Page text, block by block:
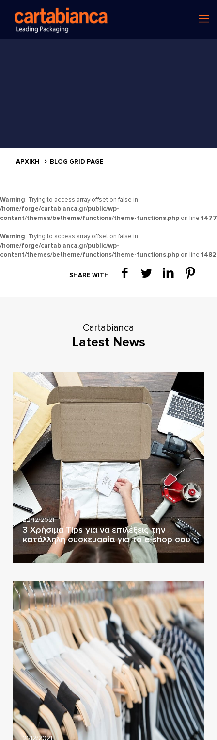
ΑΡΧΙΚΗ BLOG GRID PAGE
Warning: Trying to access array offset on false in
/home/forge/cartabianca.gr/public/wp-
content/themes/betheme/functions/theme-functions.php on line 1477
Warning: Trying to access array offset on false in
/home/forge/cartabianca.gr/public/wp-
content/themes/betheme/functions/theme-functions.php on line 1482
SHARE WITH
Cartabianca
Latest News
22/12/2021
3 Χρήσιμα Tips για να επιλέξεις την
κατάλληλη συσκευασία για το e-shop σου
21/12/2021